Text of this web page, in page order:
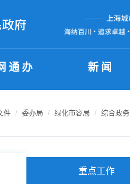
通办 新闻
件 委办局 绿化市容局 综合政务
重点工作